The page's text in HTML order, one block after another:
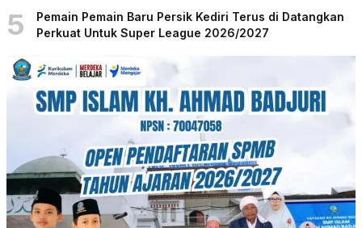
5
Pemain Pemain Baru Persik Kediri Terus di Datangkan
Perkuat Untuk Super League 2026/2027